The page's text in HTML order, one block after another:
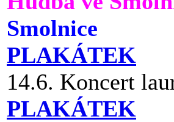
Smolnice
PLAKÁTEK
14.6. Koncert
PLAKÁTEK